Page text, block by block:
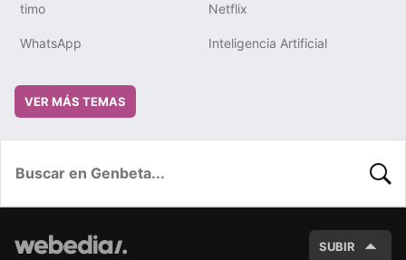
timo Netflix
WhatsApp Inteligencia Artificial
VER MÁS TEMAS
SUBIR